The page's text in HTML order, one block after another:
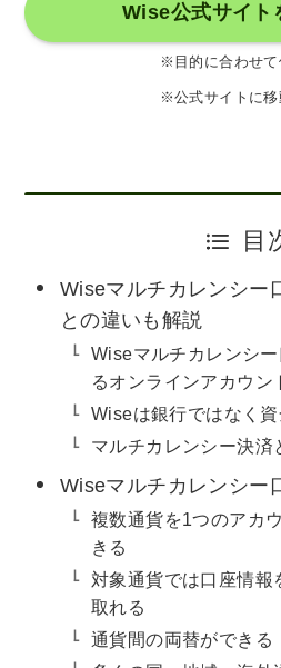
Wise公式サイト
※目的に合わせて
※公式サイトに移
目
Wiseマルチカレンシー
との違いも解説
Wiseマルチカレンシ
るオンラインアカウン
Wiseは銀行ではなく
マルチカレンシー決済
Wiseマルチカレンシー
複数通貨を1つのアカ
きる
対象通貨では口座情報
取れる
通貨間の両替ができる